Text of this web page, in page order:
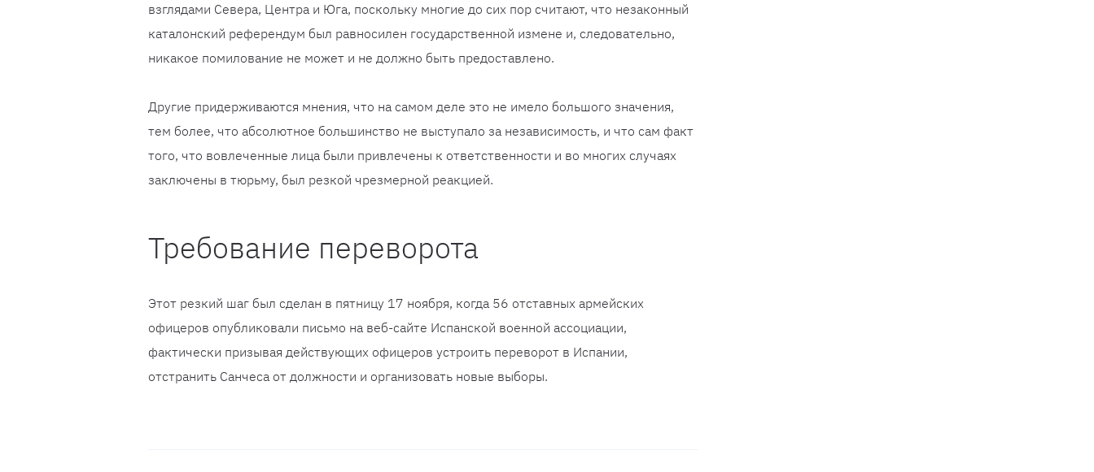
взглядами Севера, Центра и Юга, поскольку многие до сих пор считают, что незаконный
каталонский референдум был равносилен государственной измене и, следовательно,
никакое помилование не может и не должно быть предоставлено.
Другие придерживаются мнения, что на самом деле это не имело большого значения,
тем более, что абсолютное большинство не выступало за независимость, и что сам факт
того, что вовлеченные лица были привлечены к ответственности и во многих случаях
заключены в тюрьму, был резкой чрезмерной реакцией.
Требование переворота
Этот резкий шаг был сделан в пятницу 17 ноября, когда 56 отставных армейских
офицеров опубликовали письмо на веб-сайте Испанской военной ассоциации,
фактически призывая действующих офицеров устроить переворот в Испании,
отстранить Санчеса от должности и организовать новые выборы.